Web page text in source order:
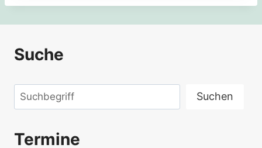
Suche
Suchen Suchen
Termine